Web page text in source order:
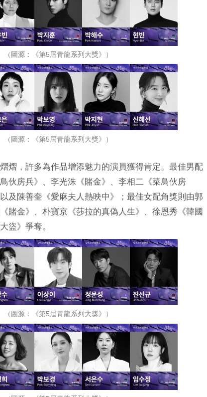
（圖源：《第5屆青龍系列大獎》）
（圖源：《第5屆青龍系列大獎》）
熠，許多為作品增添魅力的演員獲得肯定。最佳男配
伙房兵》、李光洙《賭金》、李相二《菜鳥伙房
及陳善奎《愛麻夫人熱映中》；最佳女配角獎則由郭
賭金》、朴寶京《莎拉的真偽人生》、徐恩秀《韓國
盜》爭奪。
（圖源：《第5屆青龍系列大獎》）